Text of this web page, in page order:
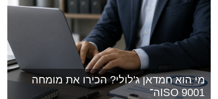
מי הוא חמדאן ג'לולי? הכירו את מומחה
ה־ISO 9001